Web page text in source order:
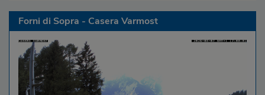
Forni di Sopra - Casera Varmost